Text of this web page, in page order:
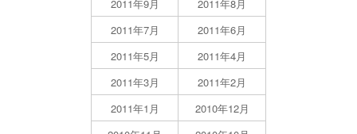
2011年9月
2011年8月
2011年7月
2011年6月
2011年5月
2011年4月
2011年3月
2011年2月
2011年1月
2010年12月